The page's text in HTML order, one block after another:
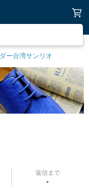
ー台湾サンリオ
返信まで
-